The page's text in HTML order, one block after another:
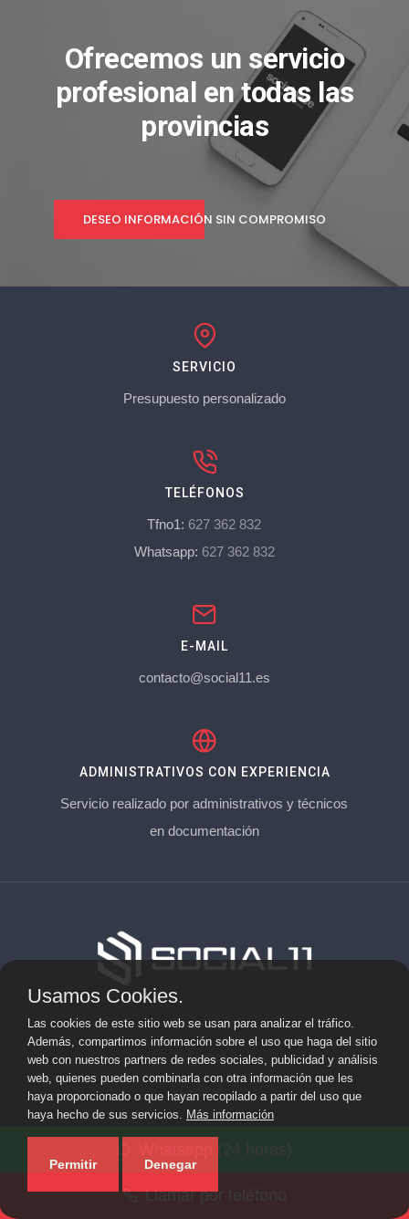
Llamar por teléfono
Ofrecemos un servicio
profesional en todas las
provincias
DESEO INFORMACIÓN SIN COMPROMISO
SERVICIO
Presupuesto personalizado
TELÉFONOS
Tfno1: 627 362 832
Whatsapp: 627 362 832
E-MAIL
contacto@social11.es
ADMINISTRATIVOS CON EXPERIENCIA
Servicio realizado por administrativos y técnicos
en documentación
Aviso Legal
Privacidad
Cookies
posicionamiento web y SEO ·
Usamos Cookies.
Las cookies de este sitio web se usan para analizar el tráfico.
Además, compartimos información sobre el uso que haga del sitio
web con nuestros partners de redes sociales, publicidad y análisis
web, quienes pueden combinarla con otra información que les
haya proporcionado o que hayan recopilado a partir del uso que
haya hecho de sus servicios. Más información
Permitir Denegar